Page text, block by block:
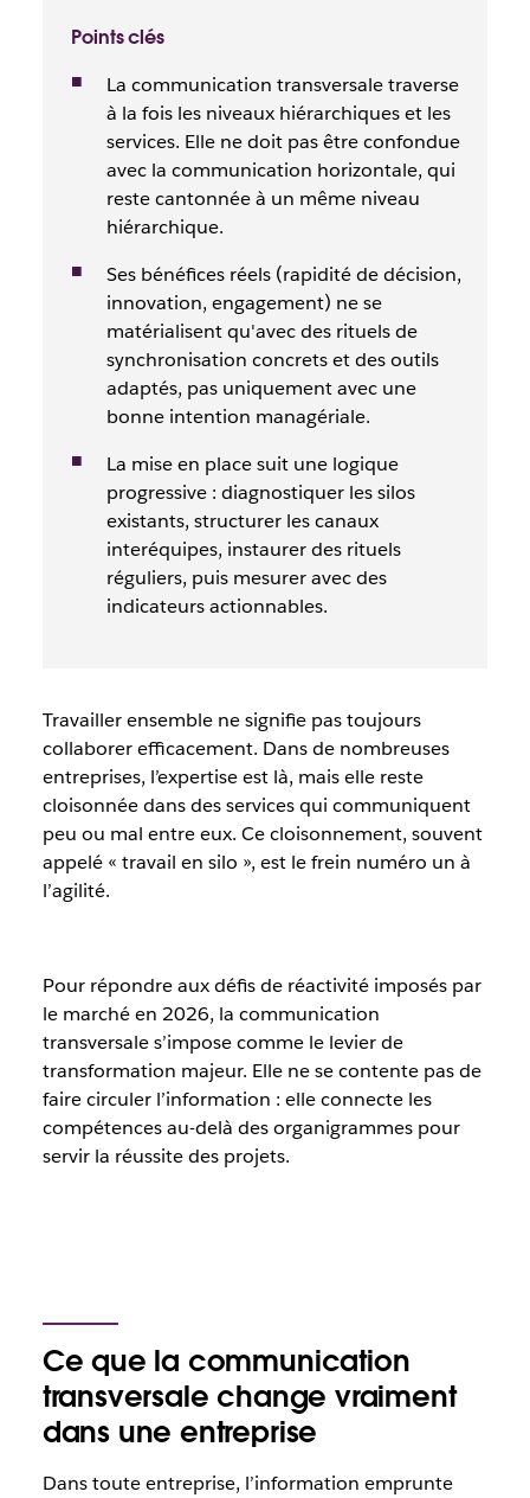
Par l’équipe Slack
Points clés
La communication transversale traverse
à la fois les niveaux hiérarchiques et les
services. Elle ne doit pas être confondue
avec la communication horizontale, qui
reste cantonnée à un même niveau
hiérarchique.
Ses bénéfices réels (rapidité de décision,
innovation, engagement) ne se
matérialisent qu'avec des rituels de
synchronisation concrets et des outils
adaptés, pas uniquement avec une
bonne intention managériale.
La mise en place suit une logique
progressive : diagnostiquer les silos
existants, structurer les canaux
interéquipes, instaurer des rituels
réguliers, puis mesurer avec des
indicateurs actionnables.
Travailler ensemble ne signifie pas toujours
collaborer efficacement. Dans de nombreuses
entreprises, l’expertise est là, mais elle reste
cloisonnée dans des services qui communiquent
peu ou mal entre eux. Ce cloisonnement, souvent
appelé « travail en silo », est le frein numéro un à
l’agilité.
Pour répondre aux défis de réactivité imposés par
le marché en 2026, la communication
transversale s’impose comme le levier de
transformation majeur. Elle ne se contente pas de
faire circuler l’information : elle connecte les
compétences au-delà des organigrammes pour
servir la réussite des projets.
Ce que la communication
transversale change vraiment
dans une entreprise
Dans toute entreprise, l’information emprunte